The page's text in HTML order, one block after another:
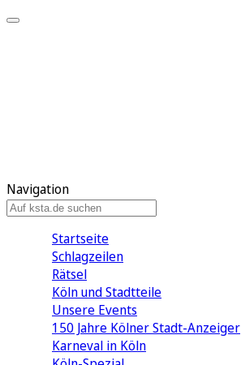
Navigation
Startseite
Schlagzeilen
Rätsel
Köln und Stadtteile
Unsere Events
150 Jahre Kölner Stadt-Anzeiger
Karneval in Köln